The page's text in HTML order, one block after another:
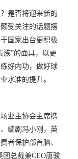
是否将迎来新的
受关注的话题摆
国家出台更积极
族”的面具，以更
好内功，做好球
水准的提升。
业主协会主席携
编剧冯小刚，英
者保护部首脑、
团总裁兼CEO唐骏